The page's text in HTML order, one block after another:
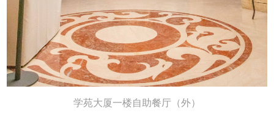
学苑大厦一楼自助餐厅（外）